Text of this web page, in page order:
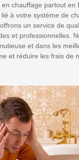
en chauffage partout en
à votre système de
un service de
et professionnelles.
et dans les
et réduire les frais de